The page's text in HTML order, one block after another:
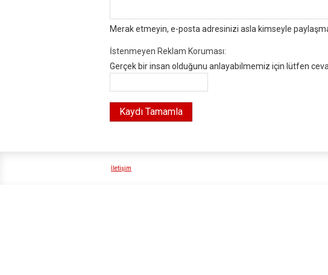
Merak etmeyin, e-posta adresinizi asla kimseyle
İstenmeyen Reklam Koruması:
Gerçek bir insan olduğunu anlayabilmemiz için lütfen
İletişim